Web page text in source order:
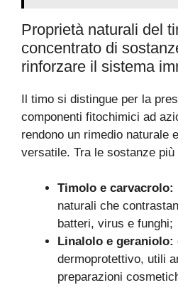
Proprietà naturali del
concentrato di
rinforzare il sistema
Il timo si distingue per la
componenti fitochimici ad
rendono un rimedio naturale
versatile. Tra le sostanze
Timolo e carvacrolo:
naturali che
batteri, virus e funghi;
Linalolo e geraniolo:
dermoprotettivo, utili
preparazioni